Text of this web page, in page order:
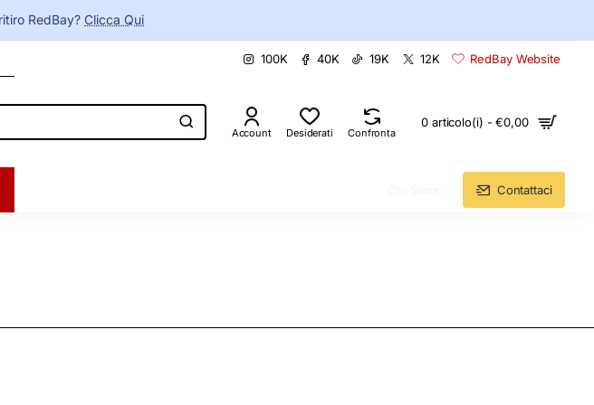
RedBay? Clicca Qui
100K 40K 19K 12K RedBay Website
Account Desiderati Confronta
0 articolo(i) - €0,00
Contattaci